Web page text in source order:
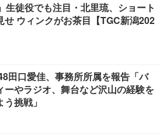
生徒役でも注目・北里琉、ショート
せ ウィンクがお茶目【TGC新潟202
田口愛佳、事務所所属を報告「バ
ーやラジオ、舞台など沢山の経験を
挑戦」